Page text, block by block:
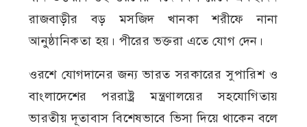
রাজবাড়ীর বড় মসজিদ খানকা শরীফে নানা
আনুষ্ঠানিকতা হয়। পীরের ভক্তরা এতে যোগ দেন।
ওরশে যোগদানের জন্য ভারত সরকারের সুপারিশ ও
বাংলাদেশের পররাষ্ট্র মন্ত্রণালয়ের সহযোগিতায়
ভারতীয় দূতাবাস বিশেষভাবে ভিসা দিয়ে থাকেন বলে